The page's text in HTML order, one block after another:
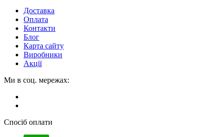
Доставка
Оплата
Контакти
Блог
Карта сайту
Виробники
Акції
Ми в соц. мережах:
Спосіб оплати